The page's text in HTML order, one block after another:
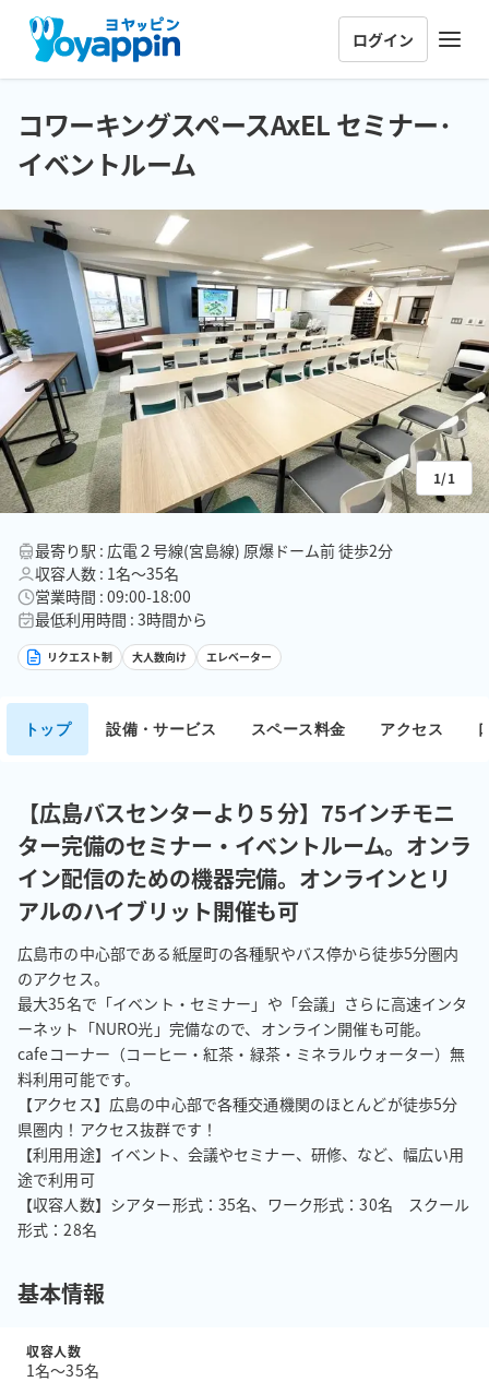
ログイン
1/1
最寄り駅 : 広電２号線(宮島線) 原爆ドーム前 徒歩2分
収容人数 : 1名〜35名
営業時間 : 09:00-18:00
最低利用時間 : 3時間から
リクエスト制 大人数向け エレベーター
コワーキングスペースAxEL セミナー･
イベントルーム
トップ 設備・サービス スペース料金 アクセス
【広島バスセンターより５分】75インチモニ
ター完備のセミナー・イベントルーム。オンラ
イン配信のための機器完備。オンラインとリ
アルのハイブリット開催も可
広島市の中心部である紙屋町の各種駅やバス停から徒歩5分圏内
のアクセス。
最大35名で「イベント・セミナー」や「会議」さらに高速インタ
ーネット「NURO光」完備なので、オンライン開催も可能。
cafeコーナー（コーヒー・紅茶・緑茶・ミネラルウォーター）無
料利用可能です。
【アクセス】広島の中心部で各種交通機関のほとんどが徒歩5分
県圏内！アクセス抜群です！
【利用用途】イベント、会議やセミナー、研修、など、幅広い用
途で利用可
【収容人数】シアター形式：35名、ワーク形式：30名　スクール
形式：28名
基本情報
収容人数
1名〜35名